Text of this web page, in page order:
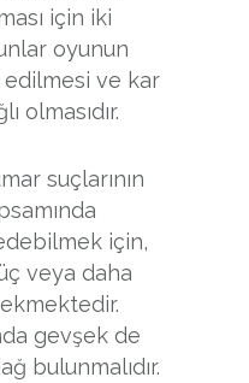
için iki
oyunun
edilmesi ve kar
olmasıdır.
suçlarının
için,
veya daha
gevşek de
bulunmalıdır.